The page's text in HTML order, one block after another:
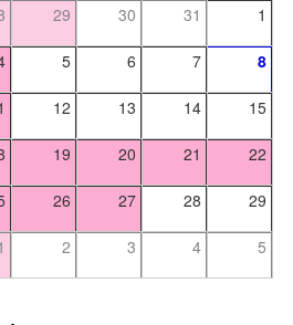
29 30 31 1
5 6 7 8
12 13 14 15
19 20 21 22
26 27 28 29
2 3 4 5